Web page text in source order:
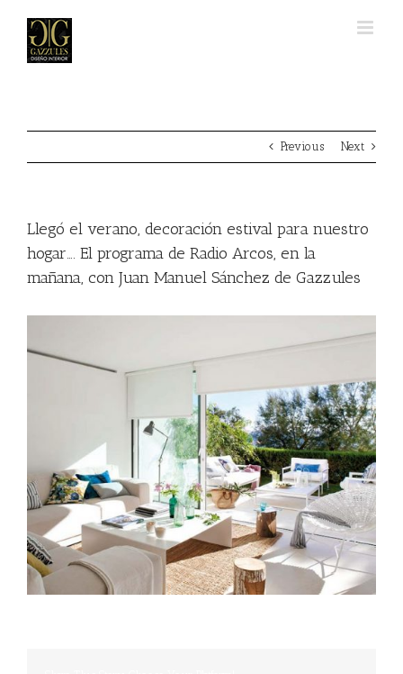
content
Previous Next
Llegó el verano, decoración estival para nuestro
hogar…. El programa de Radio Arcos, en la
mañana, con Juan Manuel Sánchez de Gazzules